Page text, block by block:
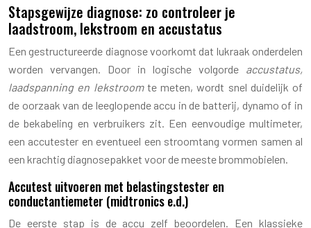
Stapsgewijze diagnose: zo controleer je
laadstroom, lekstroom en accustatus
Een gestructureerde diagnose voorkomt dat lukraak onderdelen
worden vervangen. Door in logische volgorde accustatus,
laadspanning en lekstroomte meten, wordt snel duidelijk of
de oorzaak van de leeglopende accu in de batterij, dynamo of in
de bekabeling en verbruikers zit. Een eenvoudige multimeter,
een accutester en eventueel een stroomtang vormen samen al
een krachtig diagnosepakket voor de meeste brommobielen.
Accutest uitvoeren met belastingstester en
conductantiemeter (midtronics e.d.)
De eerste stap is de accu zelf beoordelen. Een klassieke